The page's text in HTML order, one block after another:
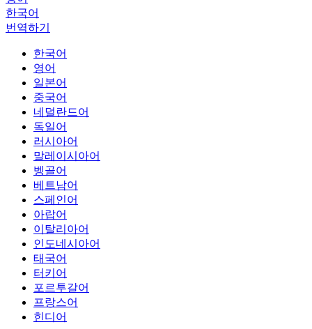
한국어
번역하기
한국어
영어
일본어
중국어
네덜란드어
독일어
러시아어
말레이시아어
벵골어
베트남어
스페인어
아랍어
이탈리아어
인도네시아어
태국어
터키어
포르투갈어
프랑스어
힌디어